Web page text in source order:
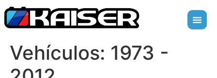
Vehículos: 1973 -